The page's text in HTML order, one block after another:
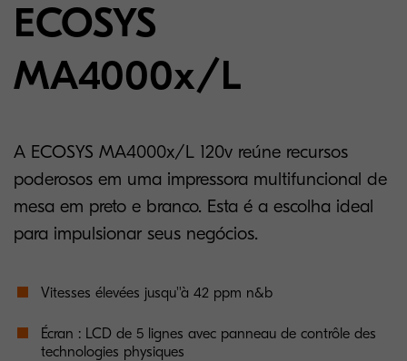
ECOSYS
MA4000x/L
A ECOSYS MA4000x/L 120v reúne recursos
poderosos em uma impressora multifuncional de
mesa em preto e branco. Esta é a escolha ideal
para impulsionar seus negócios.
Vitesses élevées jusqu''à 42 ppm n&b
Écran : LCD de 5 lignes avec panneau de contrôle des
technologies physiques